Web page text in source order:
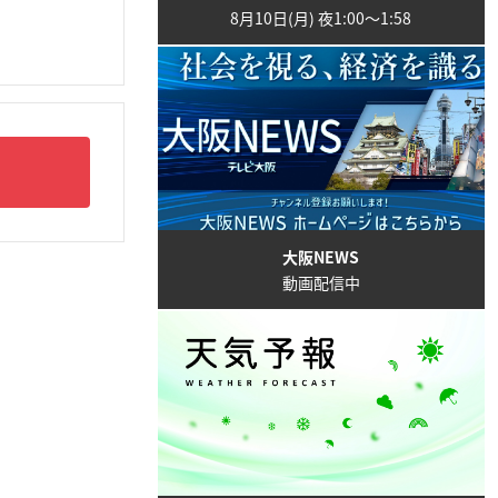
8月10日(月) 夜1:00〜1:58
大阪NEWS
動画配信中